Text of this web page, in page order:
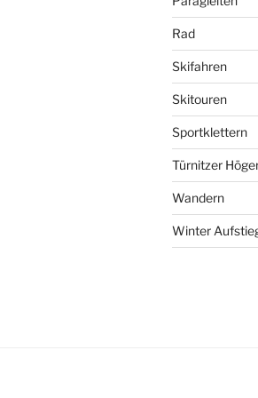
Rad
Skifahren
Skitouren
Sportklettern
Türnitzer
Wandern
Winter